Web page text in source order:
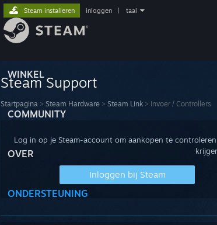
WINKEL
COMMUNITY
OVER
ONDERSTEUNING
Steam installeren inloggen taal
Steam Support
Startpagina > Steam Hardware > Steam Link > Invoer / Controllers
Log in op je Steam-account om aankopen te
Inloggen bij Steam